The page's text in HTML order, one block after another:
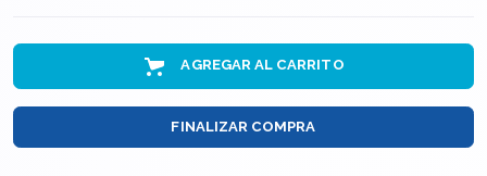
AGREGAR AL CARRITO
FINALIZAR COMPRA